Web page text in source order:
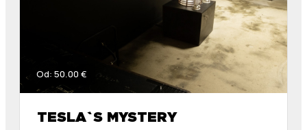
Od: 50.00 €
TESLA`S MYSTERY